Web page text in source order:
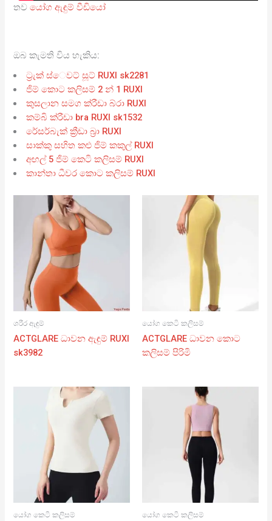
තවයෝග ඇඳුම් වීඩියෝ
ඔබ කැමති විය හැකිය:
ට්‍රැක් ස්ෙවට් සූට් RUXI sk2281
ජිම් කොට කලිසම් 2 න් 1 RUXI
කුසලාන සමග ක්රීඩා බ්රා RUXI
කම්බි ක්රීඩා bra RUXI sk1532
රේසර්බැක් ක්‍රීඩා බ්‍රා RUXI
සාක්කු සහිත කළු ජිම් කකුල් RUXI
අඟල් 5 ජිම් කෙටි කලිසම් RUXI
කාන්තා ධීවර කොට කලිසම් RUXI
ශරීර ඇඳුම්
ACTGLARE ධාවන ඇඳුම් RUXI
sk3982
යෝග කෙටි කලිසම්
ACTGLARE ධාවන කොට
කලිසම් පිරිමි
යෝග කෙටි කලිසම් යෝග කෙටි කලිසම්